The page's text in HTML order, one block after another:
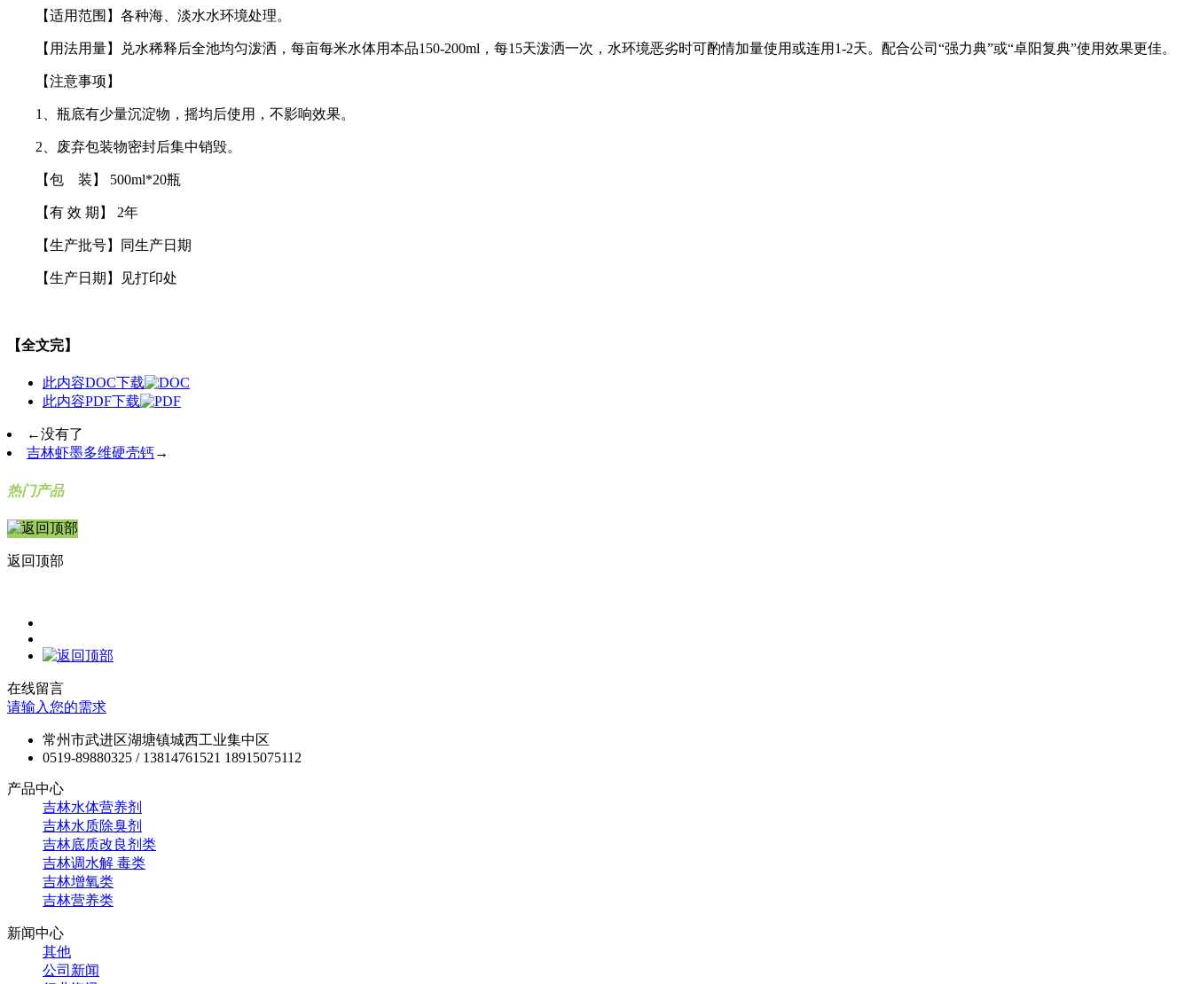
【适用范围】各种海、淡水水环境处理。
【用法用量】兑水稀释后全池均匀泼洒，每亩每米水体用本品150-200ml，每15天泼洒一次，水环境恶劣时可酌情加量使用或连用1-2天。配合公司“强力典”或“卓阳复典”使用效果更佳。
【注意事项】
1、瓶底有少量沉淀物，摇均后使用，不影响效果。
2、废弃包装物密封后集中销毁。
【包 装】 500ml*20瓶
【有 效 期】 2年
【生产批号】同生产日期
【生产日期】见打印处
【全文完】
此内容DOC下载
此内容PDF下载
←没有了
吉林虾墨多维硬壳钙 →
热门产品
返回顶部
在线留言
请输入您的需求
常州市武进区湖塘镇城西工业集中区
0519-89880325 / 13814761521 18915075112
产品中心
吉林水体营养剂
吉林水质除臭剂
吉林底质改良剂类
吉林调水解 毒类
吉林增氧类
吉林营养类
新闻中心
其他
公司新闻